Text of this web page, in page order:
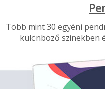
Több mint 30 egyéni
különböző színekben